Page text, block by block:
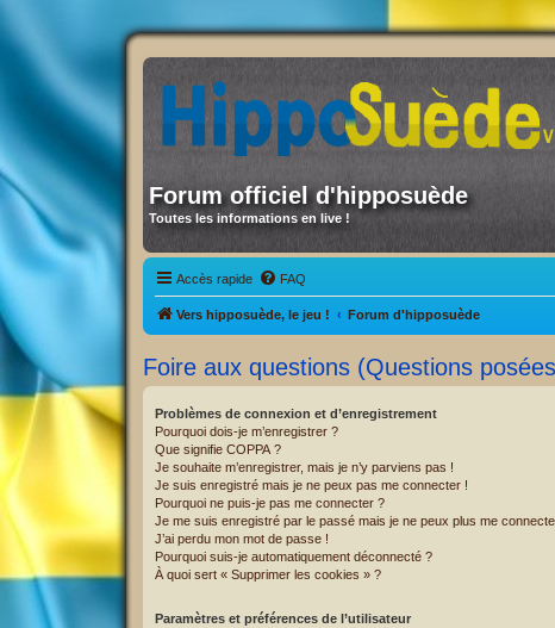
Forum officiel d'hipposuède
Toutes les informations en live !
Accès rapide FAQ
Vers hipposuède, le jeu ! Forum d'hipposuède
Foire aux questions (Questions
Problèmes de connexion et d’enregistrement
Pourquoi dois-je m’enregistrer ?
Que signifie COPPA ?
Je souhaite m’enregistrer, mais je n’y parviens pas !
Je suis enregistré mais je ne peux pas me connecter !
Pourquoi ne puis-je pas me connecter ?
Je me suis enregistré par le passé mais je ne peux plus me
J’ai perdu mon mot de passe !
Pourquoi suis-je automatiquement déconnecté ?
À quoi sert « Supprimer les cookies » ?
Paramètres et préférences de l’utilisateur